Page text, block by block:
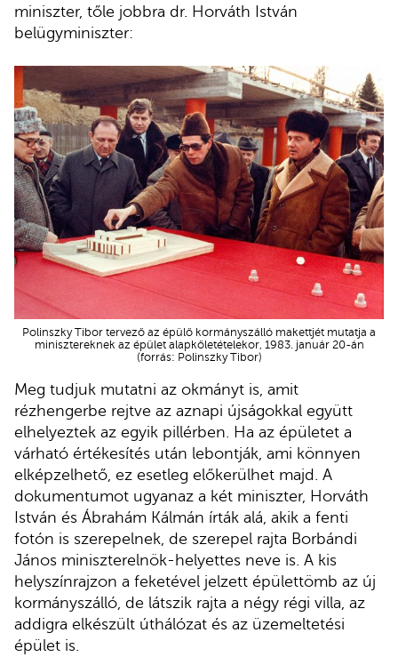
miniszter, tőle jobbra dr. Horváth István
belügyminiszter:
Polinszky Tibor tervező az épülő kormányszálló makettjét mutatja a
minisztereknek az épület alapkőletételekor, 1983. január 20-án
(forrás: Polinszky Tibor)
Meg tudjuk mutatni az okmányt is, amit
rézhengerbe rejtve az aznapi újságokkal együtt
elhelyeztek az egyik pillérben. Ha az épületet a
várható értékesítés után lebontják, ami könnyen
elképzelhető, ez esetleg előkerülhet majd. A
dokumentumot ugyanaz a két miniszter, Horváth
István és Ábrahám Kálmán írták alá, akik a fenti
fotón is szerepelnek, de szerepel rajta Borbándi
János miniszterelnök-helyettes neve is. A kis
helyszínrajzon a feketével jelzett épülettömb az új
kormányszálló, de látszik rajta a négy régi villa, az
addigra elkészült úthálózat és az üzemeltetési
épület is.